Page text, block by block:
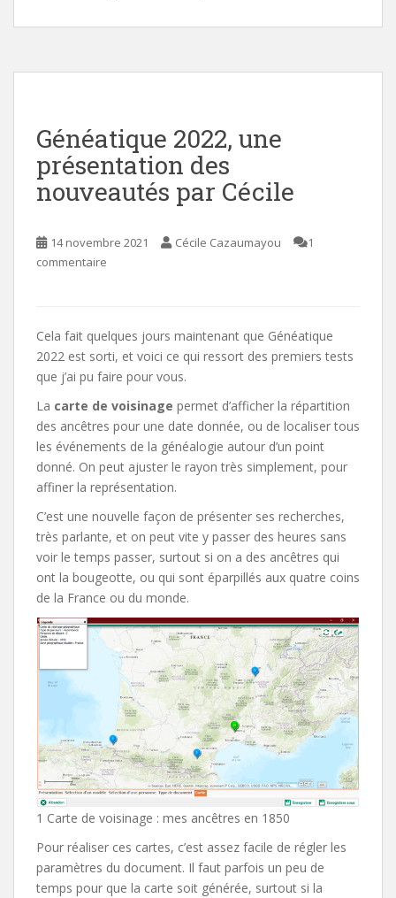
Généatique 2022, une
présentation des
nouveautés par Cécile
14 novembre 2021 Cécile Cazaumayou
1
commentaire
Cela fait quelques jours maintenant que Généatique
2022 est sorti, et voici ce qui ressort des premiers tests
que j’ai pu faire pour vous.
La carte de voisinage permet d’afficher la répartition
des ancêtres pour une date donnée, ou de localiser tous
les événements de la généalogie autour d’un point
donné. On peut ajuster le rayon très simplement, pour
affiner la représentation.
C’est une nouvelle façon de présenter ses recherches,
très parlante, et on peut vite y passer des heures sans
voir le temps passer, surtout si on a des ancêtres qui
ont la bougeotte, ou qui sont éparpillés aux quatre coins
de la France ou du monde.
1 Carte de voisinage : mes ancêtres en 1850
Pour réaliser ces cartes, c’est assez facile de régler les
paramètres du document. Il faut parfois un peu de
temps pour que la carte soit générée, surtout si la